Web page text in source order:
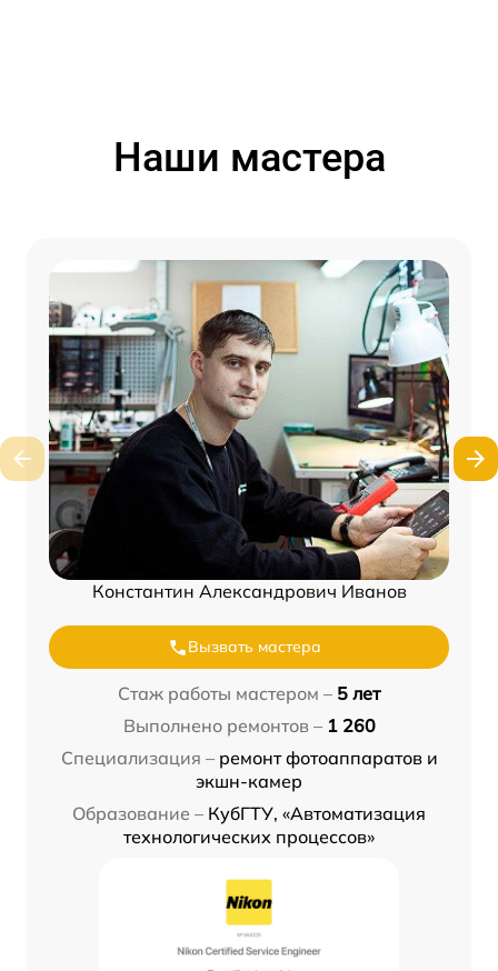
Наши мастера
Константин Александрович Иванов
Вызвать мастера
Стаж работы мастером – 5 лет
Выполнено ремонтов – 1 260
Специализация – ремонт фотоаппаратов и
экшн-камер
Образование – КубГТУ, «Автоматизация
технологических процессов»